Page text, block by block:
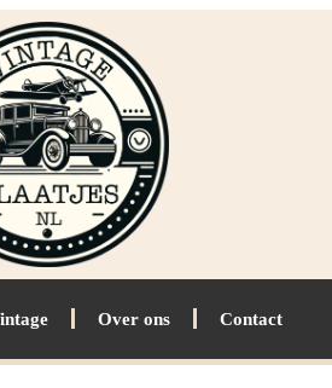
Over ons Contact